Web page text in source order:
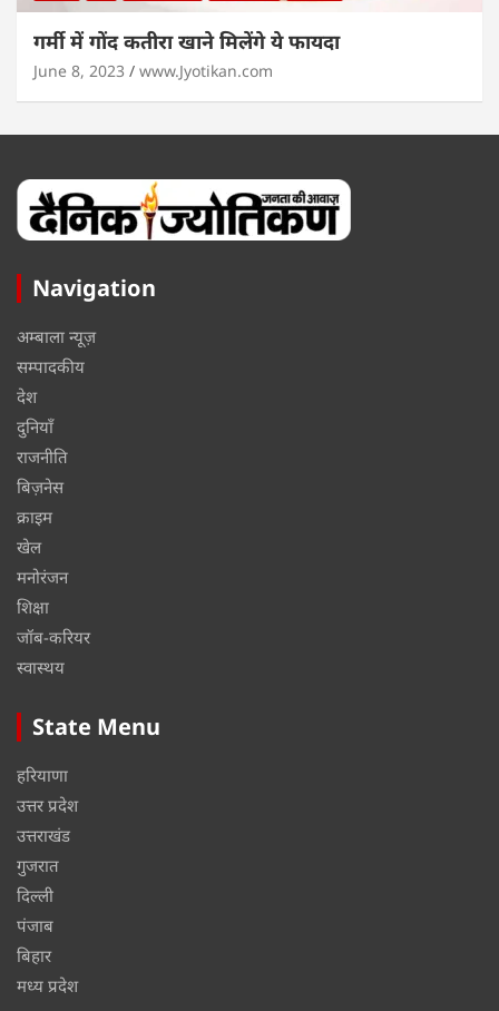
गर्मी में गोंद कतीरा खाने मिलेंगे ये फायदा
June 8, 2023 www.Jyotikan.com
Navigation
अम्बाला न्यूज़
सम्पादकीय
देश
दुनियाँ
राजनीति
बिज़नेस
क्राइम
खेल
मनोरंजन
शिक्षा
जॉब-करियर
स्वास्थय
State Menu
हरियाणा
उत्तर प्रदेश
उत्तराखंड
गुजरात
दिल्ली
पंजाब
बिहार
मध्य प्रदेश